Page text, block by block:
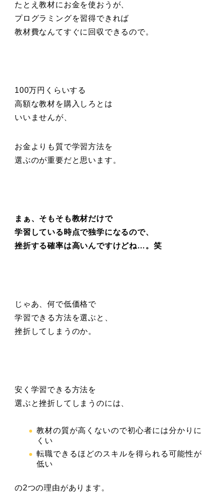
たとえ教材にお金を使おうが、
プログラミングを習得できれば
教材費なんてすぐに回収できるので。
100万円くらいする
高額な教材を購入しろとは
いいませんが、
お金よりも質で学習方法を
選ぶのが重要だと思います。
まぁ、そもそも教材だけで
学習している時点で独学になるので、
挫折する確率は高いんですけどね…。笑
じゃあ、何で低価格で
学習できる方法を選ぶと、
挫折してしまうのか。
安く学習できる方法を
選ぶと挫折してしまうのには、
教材の質が高くないので初心者には分かりに
くい
転職できるほどのスキルを得られる可能性が
低い
の2つの理由があります。